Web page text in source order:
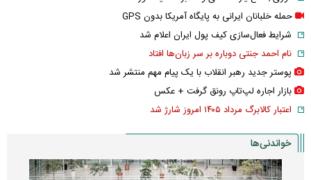
حمله خلبانان ایرانی به پایگاه آمریکا بدون GPS
شرایط فعال‌سازی کیف پول ایران اعلام شد
نام احمد جنتی دوباره بر سر زبان‌ها افتاد
پوستر جدید رهبر انقلاب با یک پیام مهم منتشر شد
بازار اجاره لپ‌تاپ رونق گرفت + عکس
اعتبار کالابرگ مرداد ۱۴۰۵ امروز شارژ شد
خواندنی‌ها